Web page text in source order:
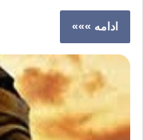
ادامه »»»